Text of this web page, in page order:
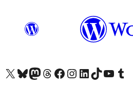
X (eski Twitter) hesabımıza bakın
Bluesky hesabımızı ziyaret edinMastodon hesabımızı ziyaret edinThreads hesabımızı ziyaret edinFacebook sayfamızı ziyaret edinInstagram hesabımızı ziyaret edinLinkedIn hesabımızı ziyaret edinTikTok hesabımızı ziyaret edinYouTube kanalımızı ziyaret edinTumblr hesabımızı ziyaret edin